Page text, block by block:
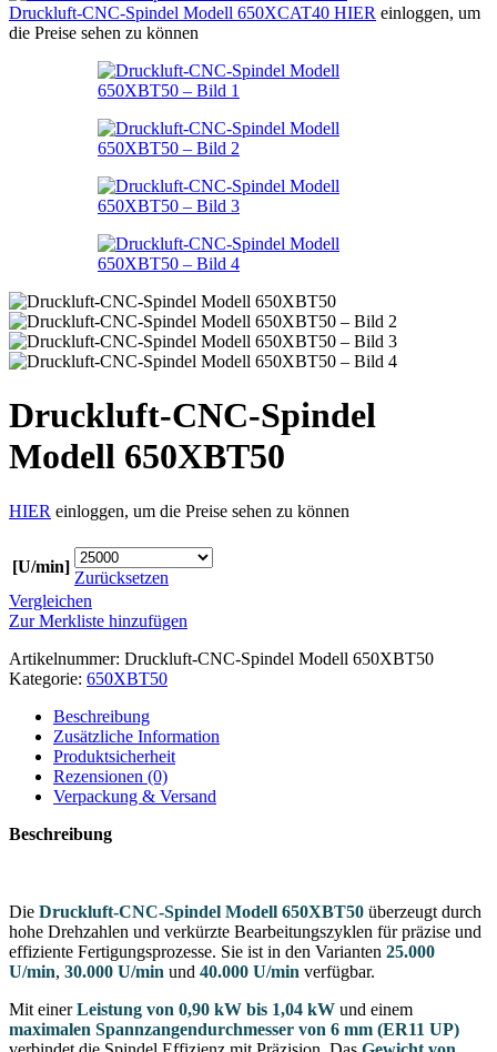
Druckluft-CNC-Spindel Modell 650XCAT40 HIER einloggen, um
die Preise sehen zu können
Druckluft-CNC-Spindel
Modell 650XBT50
HIER einloggen, um die Preise sehen zu können
[U/min]
Zurücksetzen
Vergleichen
Zur Merkliste hinzufügen
Artikelnummer: Druckluft-CNC-Spindel Modell 650XBT50
Kategorie: 650XBT50
Beschreibung
Zusätzliche Information
Produktsicherheit
Rezensionen (0)
Verpackung & Versand
Beschreibung
Die Druckluft-CNC-Spindel Modell 650XBT50 überzeugt durch
hohe Drehzahlen und verkürzte Bearbeitungszyklen für präzise und
effiziente Fertigungsprozesse. Sie ist in den Varianten 25.000
U/min, 30.000 U/min und 40.000 U/min verfügbar.
Mit einerLeistung von 0,90 kW bis 1,04 kW und einem
maximalen Spannzangendurchmesser von 6 mm (ER11 UP)